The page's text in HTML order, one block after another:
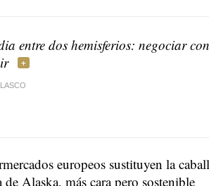
entre dos hemisferios: negociar
europeos sustituyen la
de Alaska, más cara pero sostenible